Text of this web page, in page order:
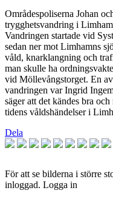
Områdespoliserna Johan
trygghetsvandring i
Vandringen startade vid
sedan ner mot Limhamns
våld, knarklangning och
man skulle ha
vid Möllevångstorget. En
vandringen var Ingrid
säger att det kändes bra
tidens våldshändelser i
Dela
För att se bilderna i större
inloggad. Logga in